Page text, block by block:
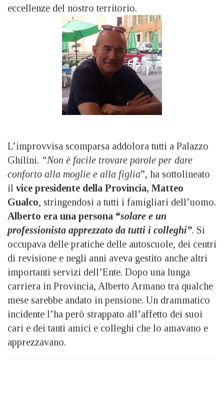
eccellenze del nostro territorio.
L’improvvisa scomparsa addolora tutti a Palazzo
Ghilini. “Non è facile trovare parole per dare
conforto alla moglie e alla figlia”, ha sottolineato
il vice presidente della Provincia, Matteo
Gualco, stringendosi a tutti i famigliari dell’uomo.
Alberto era una persona “solare e un
professionista apprezzato da tutti i colleghi”. Si
occupava delle pratiche delle autoscuole, dei centri
di revisione e negli anni aveva gestito anche altri
importanti servizi dell’Ente. Dopo una lunga
carriera in Provincia, Alberto Armano tra qualche
mese sarebbe andato in pensione. Un drammatico
incidente l’ha però strappato all’affetto dei suoi
cari e dei tanti amici e colleghi che lo amavano e
apprezzavano.